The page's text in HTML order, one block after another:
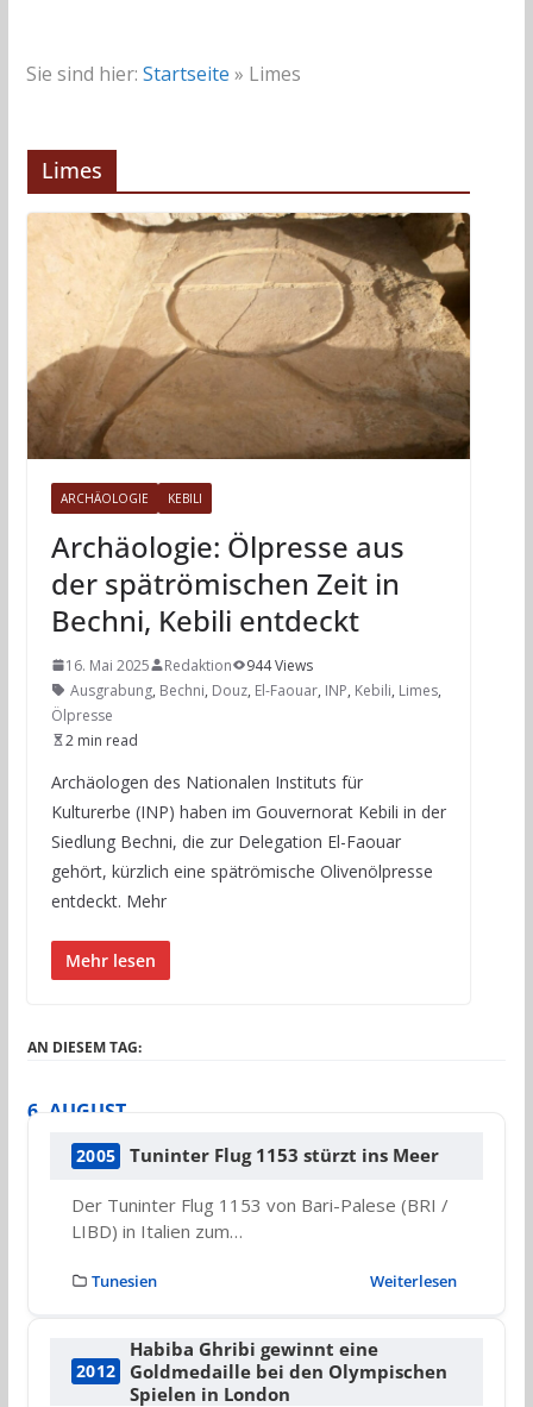
Sie sind hier: Startseite » Limes
Limes
ARCHÄOLOGIE KEBILI
Archäologie: Ölpresse aus
der spätrömischen Zeit in
Bechni, Kebili entdeckt
16. Mai 2025 Redaktion
944 Views
Ausgrabung, Bechni, Douz, El-Faouar, INP, Kebili, Limes,
Ölpresse
2 min read
Archäologen des Nationalen Instituts für
Kulturerbe (INP) haben im Gouvernorat Kebili in der
Siedlung Bechni, die zur Delegation El-Faouar
gehört, kürzlich eine spätrömische Olivenölpresse
entdeckt. Mehr
Mehr lesen
AN DIESEM TAG:
6. AUGUST
2005 Tuninter Flug 1153 stürzt ins Meer
Der Tuninter Flug 1153 von Bari-Palese (BRI /
LIBD) in Italien zum…
Tunesien Weiterlesen
2012
Habiba Ghribi gewinnt eine
Goldmedaille bei den Olympischen
Spielen in London